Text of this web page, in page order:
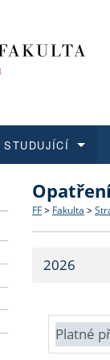
Struktura
Strategie
Fakultní
Co
Učitelské
STUDUJÍCÍ
O vědě a
Aktuální
FF > Fakulta >
2026
Platné